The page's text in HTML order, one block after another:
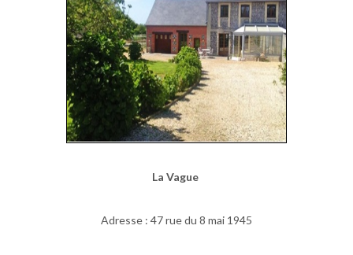
La Vague
Adresse : 47 rue du 8 mai 1945